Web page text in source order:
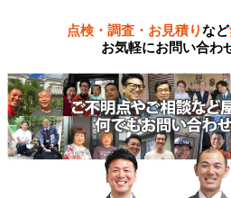
点検・調査・お見積りなど
お気軽にお問い合わ